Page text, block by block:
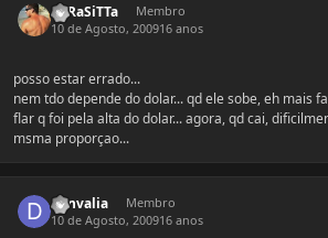
PaRaSiTTa
Membro
10 de Agosto, 200916 anos
posso estar errado...
nem tdo depende do dolar... qd ele sobe, eh mais
flar q foi pela alta do dolar... agora, qd cai,
msma proporçao...
danvalia
Membro
10 de Agosto, 200916 anos